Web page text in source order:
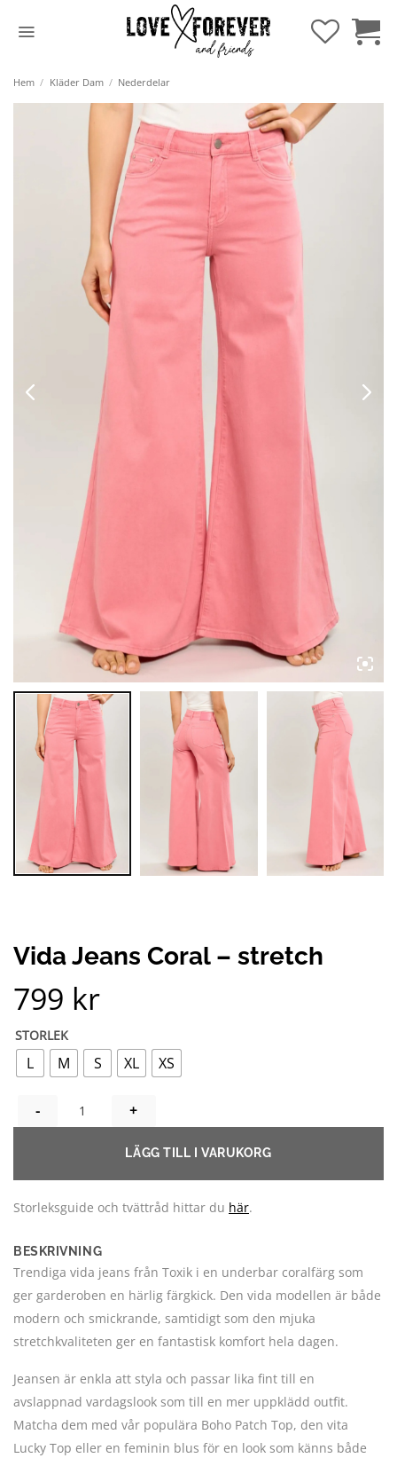
Hem / Kläder Dam / Nederdelar
Vida Jeans Coral – stretch
799 kr
STORLEK
L M S XL XS
VIDA JEANS CORAL - STRETCH MÄNGD
LÄGG TILL I VARUKORG
Storleksguide och tvättråd hittar du här.
BESKRIVNING
Trendiga vida jeans från Toxik i en underbar coralfärg som
ger garderoben en härlig färgkick. Den vida modellen är både
modern och smickrande, samtidigt som den mjuka
stretchkvaliteten ger en fantastisk komfort hela dagen.
Jeansen är enkla att styla och passar lika fint till en
avslappnad vardagslook som till en mer uppklädd outfit.
Matcha dem med vår populära Boho Patch Top, den vita
Lucky Top eller en feminin blus för en look som känns både